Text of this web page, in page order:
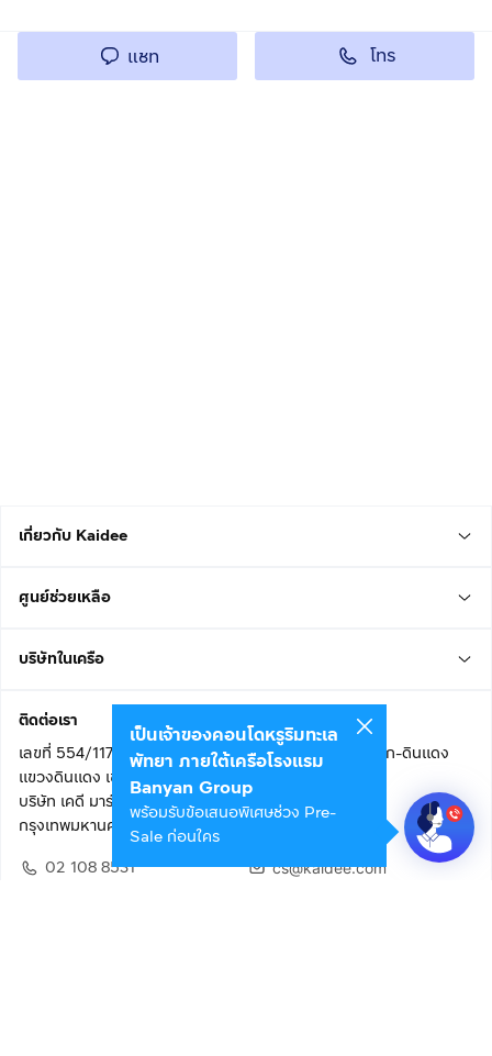
แชท โทร
เกี่ยวกับ Kaidee
ศูนย์ช่วยเหลือ
บริษัทในเครือ
ติดต่อเรา
เลขที่ 554/117 อาคารสกายไนน์ เซ็นเตอร์ ชั้น 22 ถนนอโศก-ดินแดง
แขวงดินแดง เขตดินแดง
บริษัท เคดี มาร์เก็ตเพลส จำกัด (สำนักงานใหญ่)
กรุงเทพมหานคร 10400
02 108 8531
cs@kaidee.com
เป็นเจ้าของคอนโดหรูริมทะเล
พัทยา ภายใต้เครือโรงแรม
Banyan Group
พร้อมรับข้อเสนอพิเศษช่วง Pre-
Sale ก่อนใคร